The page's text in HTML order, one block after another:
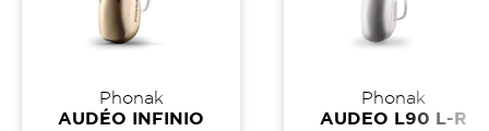
Phonak
AUDÉO INFINIO
Phonak
AUDEO L90 L-R